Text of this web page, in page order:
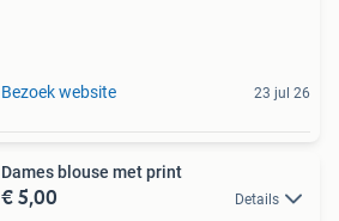
Bezoek website 23 jul 26
Dames blouse met print
€ 5,00 Details